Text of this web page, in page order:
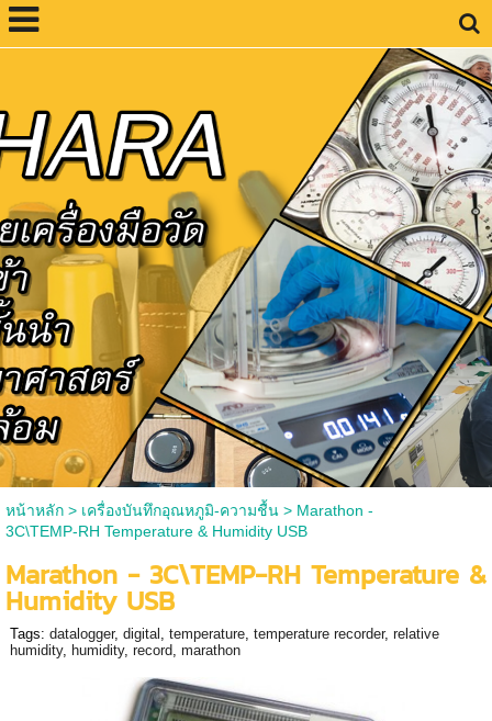
หน้าหลัก> เครื่องบันทึกอุณหภูมิ-ความชื้น> Marathon -
3C\TEMP-RH Temperature & Humidity USB
Marathon - 3C\TEMP-RH Temperature &
Humidity USB
Tags: datalogger, digital , temperature, temperature recorder, relative
humidity, humidity, record, marathon